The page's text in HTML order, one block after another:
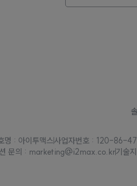
명 : 아이투맥스사업자번호 : 120-86-
문의 : marketing@i2max.co.kr기술